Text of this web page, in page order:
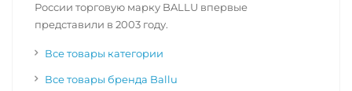
России торговую марку BALLU впервые
представили в 2003 году.
Все товары категории
Все товары бренда Ballu